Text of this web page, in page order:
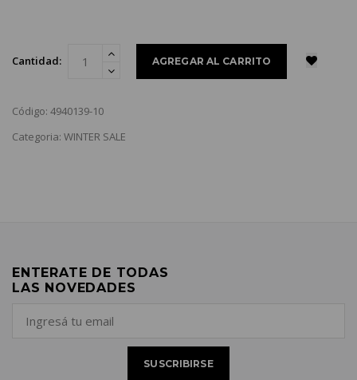
Cantidad:
Código: 4940139-10
Categoria: WINTER SALE
ENTERATE DE TODAS
LAS NOVEDADES